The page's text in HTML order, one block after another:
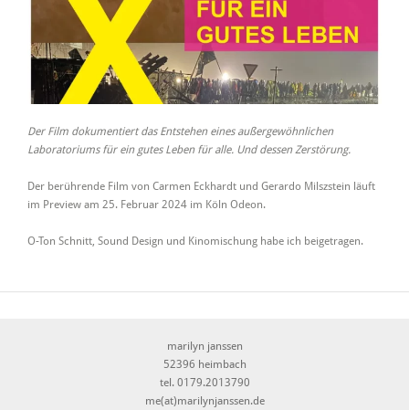
Der Film dokumentiert das Entstehen eines außergewöhnlichen
Laboratoriums für ein gutes Leben für alle. Und dessen Zerstörung.
Der berührende Film von Carmen Eckhardt und Gerardo Milszstein läuft
im Preview am 25. Februar 2024 im Köln Odeon.
O-Ton Schnitt, Sound Design und Kinomischung habe ich beigetragen.
marilyn janssen
52396 heimbach
tel. 0179.2013790
me(at)marilynjanssen.de